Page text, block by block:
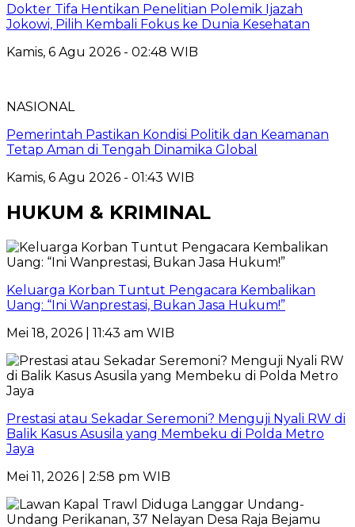
Dokter Tifa Hentikan Penelitian Polemik Ijazah
Jokowi, Pilih Kembali Fokus ke Dunia Kesehatan
Kamis, 6 Agu 2026 - 02:48 WIB
NASIONAL
Pemerintah Pastikan Kondisi Politik dan Keamanan
Tetap Aman di Tengah Dinamika Global
Kamis, 6 Agu 2026 - 01:43 WIB
HUKUM & KRIMINAL
Keluarga Korban Tuntut Pengacara Kembalikan
Uang: “Ini Wanprestasi, Bukan Jasa Hukum!”
Mei 18, 2026 | 11:43 am WIB
Prestasi atau Sekadar Seremoni? Menguji Nyali RW di
Balik Kasus Asusila yang Membeku di Polda Metro
Jaya
Mei 11, 2026 | 2:58 pm WIB